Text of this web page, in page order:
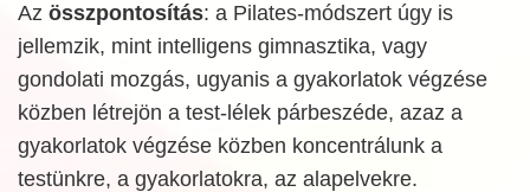
Az összpontosítás: a Pilates-módszert úgy is
jellemzik, mint intelligens gimnasztika, vagy
gondolati mozgás, ugyanis a gyakorlatok végzése
közben létrejön a test-lélek párbeszéde, azaz a
gyakorlatok végzése közben koncentrálunk a
testünkre, a gyakorlatokra, az alapelvekre.